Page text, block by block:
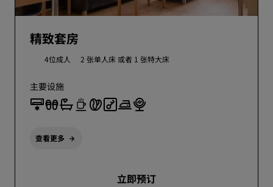
精致套房
4位成人 2 张单人床 或者 1 张特大床
主要设施
查看更多
立即预订